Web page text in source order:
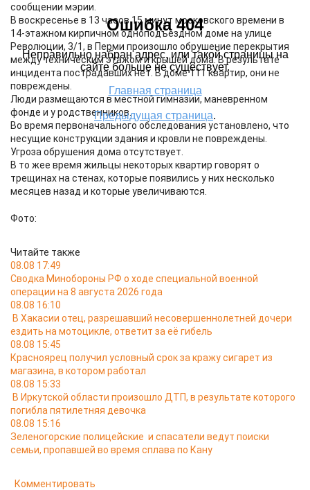
сообщении мэрии.
В воскресенье в 13 часов 15 минут московского времени в
14-этажном кирпичном одноподъездном доме на улице
Революции, 3/1, в Перми произошло обрушение перекрытия
между техническим этажом и крышей дома. В результате
инцидента пострадавших нет. В доме 111 квартир, они не
повреждены.
Люди размещаются в местной гимназии, маневренном
фонде и у родственников.
Во время первоначального обследования установлено, что
несущие конструкции здания и кровли не повреждены.
Угроза обрушения дома отсутствует.
В то жее время жильцы некоторых квартир говорят о
трещинах на стенах, которые появились у них несколько
месяцев назад и которые увеличиваются.
Фото:
Читайте также
08.08 17:49
Сводка Минобороны РФ о ходе специальной военной
операции на 8 августа 2026 года
08.08 16:10
В Хакасии отец, разрешавший несовершеннолетней дочери
ездить на мотоцикле, ответит за её гибель
08.08 15:45
Красноярец получил условный срок за кражу сигарет из
магазина, в котором работал
08.08 15:33
В Иркутской области произошло ДТП, в результате которого
погибла пятилетняя девочка
08.08 15:16
Зеленогорские полицейские и спасатели ведут поиски
семьи, пропавшей во время сплава по Кану
Комментировать